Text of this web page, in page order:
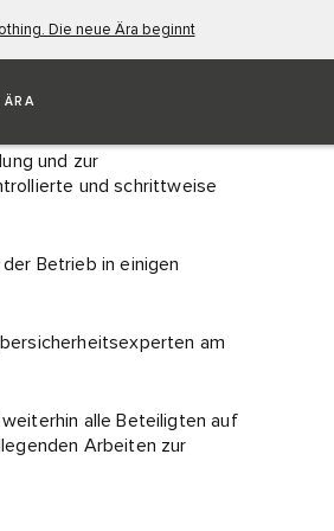
Die neue Ära beginnt
ÄRA
und zur
und schrittweise
Betrieb in einigen
am
alle Beteiligten auf
Arbeiten zur